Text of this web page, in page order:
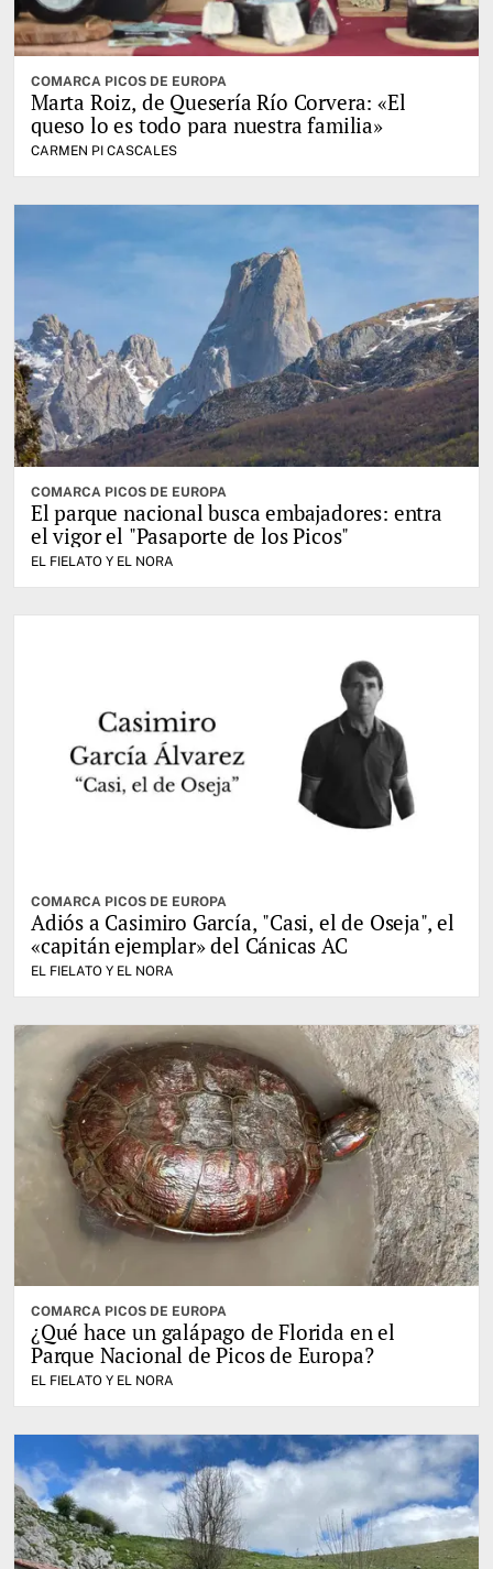
COMARCA PICOS DE EUROPA
Marta Roiz, de Quesería Río Corvera: «El
queso lo es todo para nuestra familia»
CARMEN PI CASCALES
COMARCA PICOS DE EUROPA
El parque nacional busca embajadores: entra
el vigor el "Pasaporte de los Picos"
EL FIELATO Y EL NORA
COMARCA PICOS DE EUROPA
Adiós a Casimiro García, "Casi, el de Oseja", el
«capitán ejemplar» del Cánicas AC
EL FIELATO Y EL NORA
COMARCA PICOS DE EUROPA
¿Qué hace un galápago de Florida en el
Parque Nacional de Picos de Europa?
EL FIELATO Y EL NORA